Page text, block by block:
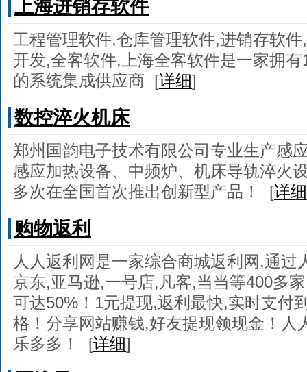
上海进销存软件
工程管理软件,仓库管理软件,进销存软
开发,全客软件,上海全客软件是一家拥
的系统集成供应商 [详细]
数控淬火机床
郑州国韵电子技术有限公司专业生产感
感应加热设备、中频炉、机床导轨淬火
多次在全国首次推出创新型产品！
[详细
购物返利
人人返利网是一家综合商城返利网,通过
京东,亚马逊,一号店,凡客,当当等400多
可达50%！1元提现,返利最快,实时支付
格！分享网站赚钱,好友提现领现金！人
乐多多！
[详细]